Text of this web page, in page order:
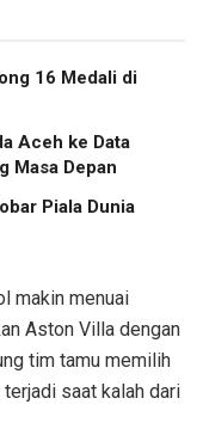
16 Medali di
Aceh ke Data
Masa Depan
Piala Dunia
makin menuai
Aston Villa dengan
tim tamu memilih
saat kalah dari